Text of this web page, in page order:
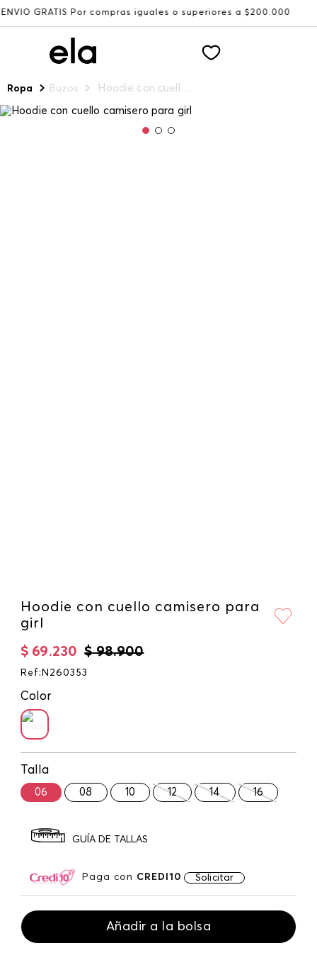
Por compras iguales o superiores a $200.000
Ropa Buzos Hoodie con cuello camisero para girl
Hoodie con cuello camisero para
girl
$ 98.900
$ 69.230
Ref : N260353
Color
Talla
06 08 10 12 14 16
GUÍA DE TALLAS
Paga con CREDI10 Solicitar
Añadir a la bolsa